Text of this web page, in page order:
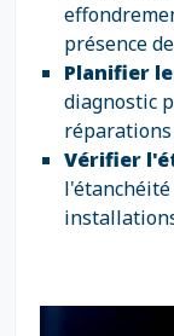
présence
Planifier
diagnostic
réparations
Vérifier